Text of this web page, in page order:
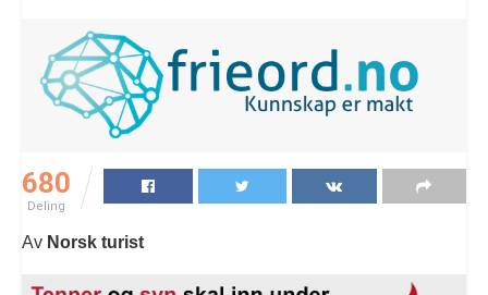
680
Deling
Av Norsk turist